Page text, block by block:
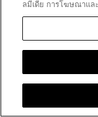
ลมีเดีย การโฆษณาแล